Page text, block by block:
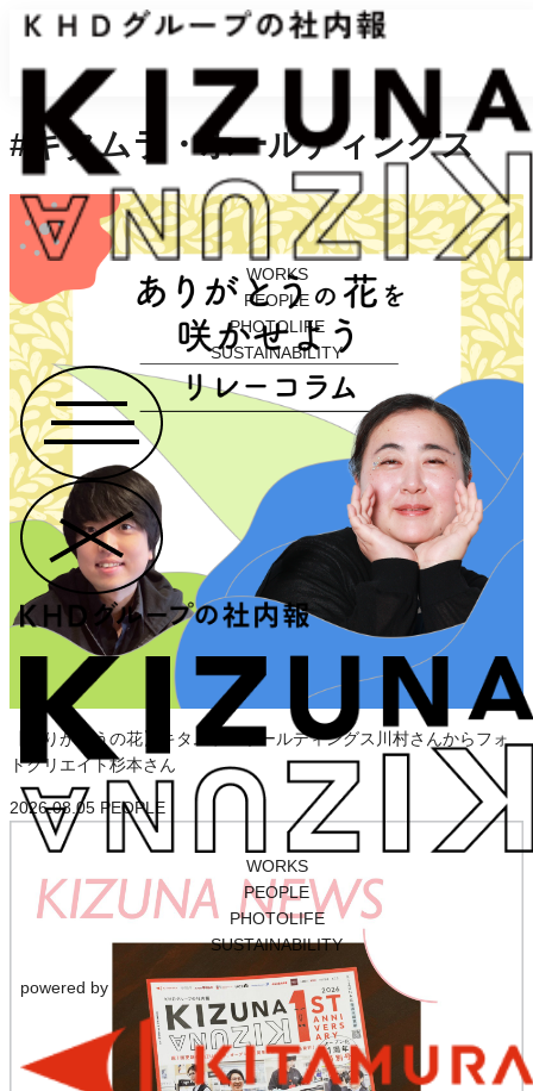
WORKS
PEOPLE
PHOTOLIFE
SUSTAINABILITY
WORKS
PEOPLE
PHOTOLIFE
SUSTAINABILITY
powered by
#キタムラ・ホールディングス
【ありがとうの花】キタムラ・ホールディングス川村さんからフォ
トクリエイト杉本さん
2026.08.05 PEOPLE